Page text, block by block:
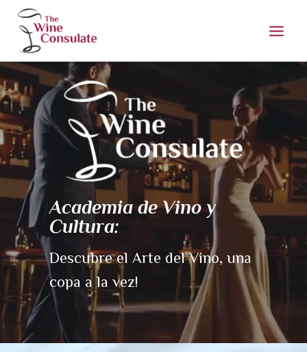
Saltar
contenido
Academia de Vino y
Cultura:
Descubre el Arte del Vino, una
copa a la vez!